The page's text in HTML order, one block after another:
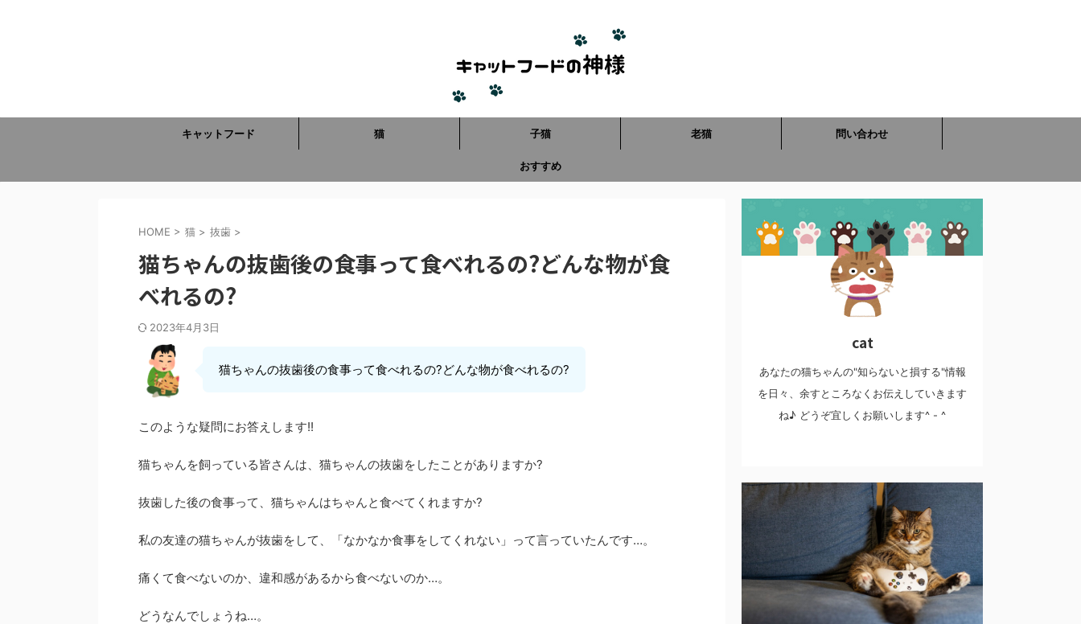
キャットフード 猫 子猫 老猫 問い合わせ
おすすめ
HOME > 猫 > 抜歯 >
猫ちゃんの抜歯後の食事って食べれるの?どんな物が食
べれるの?
2023年4月3日
猫ちゃんの抜歯後の食事って食べれるの?どんな物が食べれるの?
このような疑問にお答えします!!
猫ちゃんを飼っている皆さんは、猫ちゃんの抜歯をしたことがありますか?
抜歯した後の食事って、猫ちゃんはちゃんと食べてくれますか?
私の友達の猫ちゃんが抜歯をして、「なかなか食事をしてくれない」って言っていたんです…。
痛くて食べないのか、違和感があるから食べないのか…。
どうなんでしょうね…。
cat
あなたの猫ちゃんの"知らないと損する"情報
を日々、余すところなくお伝えしていきます
ね♪ どうぞ宜しくお願いします^ - ^